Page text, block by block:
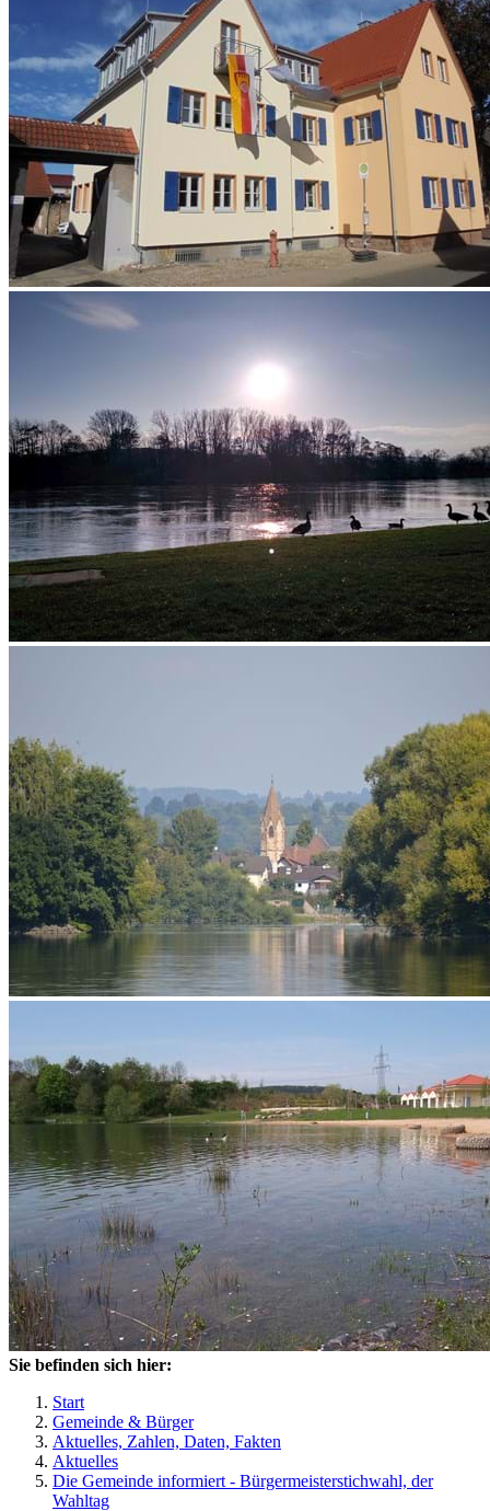
Sie befinden sich hier:
Start
Gemeinde & Bürger
Aktuelles, Zahlen, Daten, Fakten
Aktuelles
Die Gemeinde informiert - Bürgermeisterstichwahl, der
Wahltag